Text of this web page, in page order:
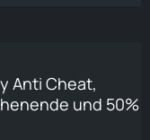
Anti Cheat,
und 50%